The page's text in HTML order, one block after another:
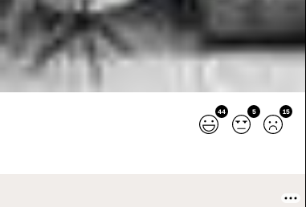
44 5 15